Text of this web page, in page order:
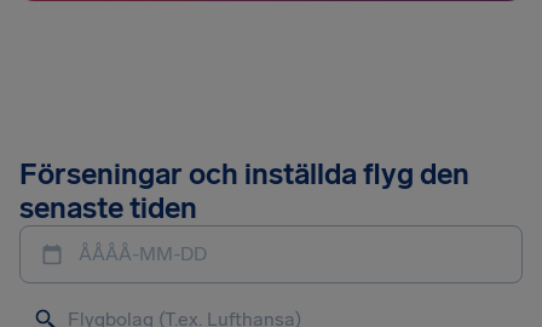
Förseningar och inställda flyg den
senaste tiden
ÅÅÅÅ-MM-DD